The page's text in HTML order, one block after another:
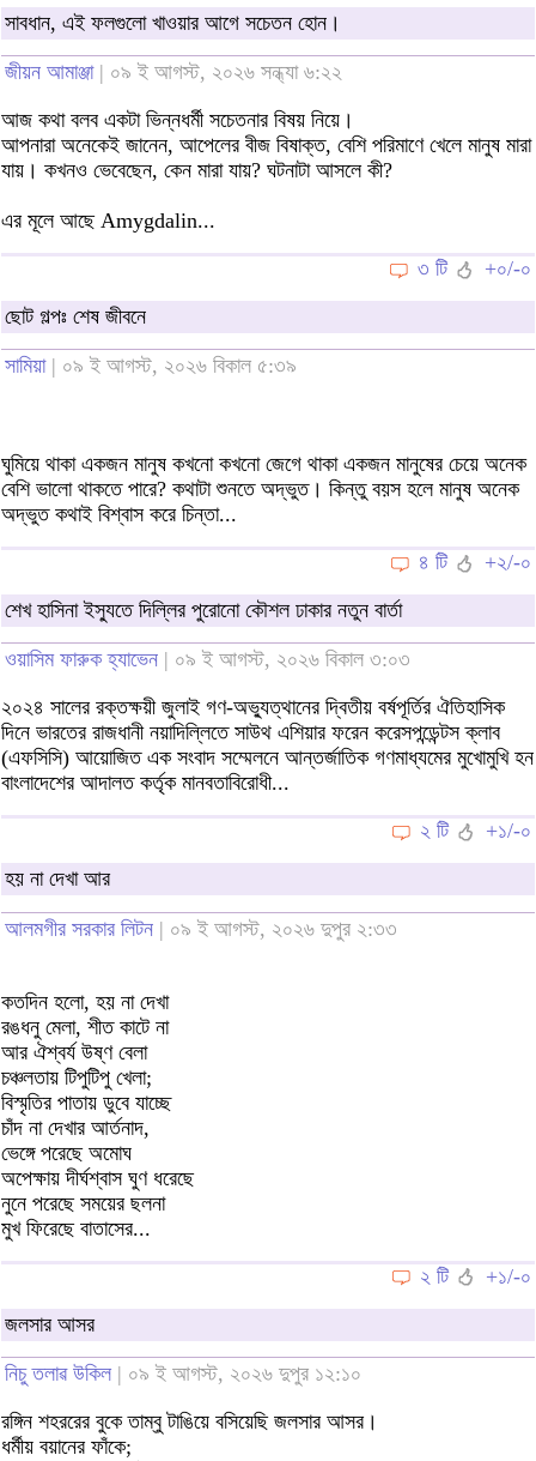
সাবধান, এই ফলগুলো খাওয়ার আগে সচেতন হোন।
জীয়ন আমাঞ্জা| ০৯ ই আগস্ট, ২০২৬ সন্ধ্যা ৬:২২
আজ কথা বলব একটা ভিন্নধর্মী সচেতনার বিষয় নিয়ে।
আপনারা অনেকেই জানেন, আপেলের বীজ বিষাক্ত, বেশি পরিমাণে খেলে মানুষ মারা
যায়। কখনও ভেবেছেন, কেন মারা যায়? ঘটনাটা আসলে কী?
এর মূলে আছে Amygdalin...
৩ টি
+০/-০
ছোট গল্পঃ শেষ জীবনে
সামিয়া| ০৯ ই আগস্ট, ২০২৬ বিকাল ৫:৩৯
ঘুমিয়ে থাকা একজন মানুষ কখনো কখনো জেগে থাকা একজন মানুষের চেয়ে অনেক
বেশি ভালো থাকতে পারে? কথাটা শুনতে অদ্ভুত। কিন্তু বয়স হলে মানুষ অনেক
অদ্ভুত কথাই বিশ্বাস করে চিন্তা...
৪ টি
+২/-০
শেখ হাসিনা ইস্যুতে দিল্লির পুরোনো কৌশল ঢাকার নতুন বার্তা
ওয়াসিম ফারুক হ্যাভেন | ০৯ ই আগস্ট, ২০২৬ বিকাল ৩:০৩
২০২৪ সালের রক্তক্ষয়ী জুলাই গণ-অভ্যুত্থানের দ্বিতীয় বর্ষপূর্তির ঐতিহাসিক
দিনে ভারতের রাজধানী নয়াদিল্লিতে সাউথ এশিয়ার ফরেন করেসপন্ডেন্টস ক্লাব
(এফসিসি) আয়োজিত এক সংবাদ সম্মেলনে আন্তর্জাতিক গণমাধ্যমের মুখোমুখি হন
বাংলাদেশের আদালত কর্তৃক মানবতাবিরোধী...
২ টি
+১/-০
হয় না দেখা আর
আলমগীর সরকার লিটন | ০৯ ই আগস্ট, ২০২৬ দুপুর ২:৩৩
কতদিন হলো, হয় না দেখা
রঙধনু মেলা, শীত কাটে না
আর ঐশ্বর্য উষ্ণ বেলা
চঞ্চলতায় টিপুটিপু খেলা;
বিস্মৃতির পাতায় ডুবে যাচ্ছে
চাঁদ না দেখার আর্তনাদ,
ভেঙ্গে পরেছে অমোঘ
অপেক্ষায় দীর্ঘশ্বাস ঘুণ ধরেছে
নুনে পরেছে সময়ের ছলনা
মুখ ফিরেছে বাতাসের...
২ টি
+১/-০
জলসার আসর
নিচু তলাৱ উকিল | ০৯ ই আগস্ট, ২০২৬ দুপুর ১২:১০
রঙ্গিন শহররের বুকে তাম্বু টাঙিয়ে বসিয়েছি জলসার আসর।
ধর্মীয় বয়ানের ফাঁকে;